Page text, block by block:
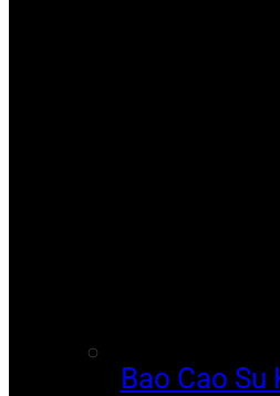
Bao Cao Su